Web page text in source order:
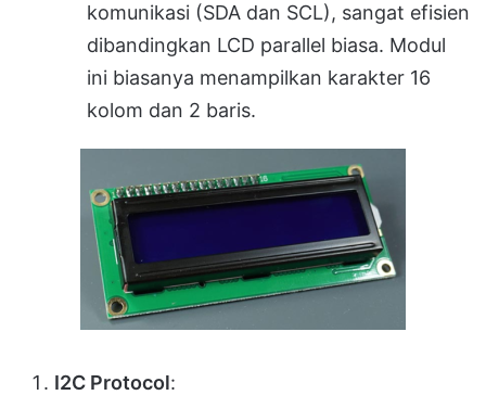
komunikasi (SDA dan SCL), sangat efisien
dibandingkan LCD parallel biasa. Modul
ini biasanya menampilkan karakter 16
kolom dan 2 baris.
I2C Protocol: